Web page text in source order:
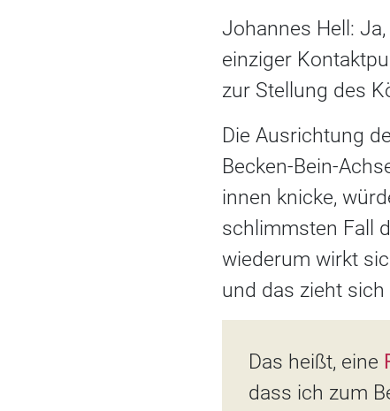
Johannes Hell:
einziger
zur Stellung des
Die Ausrichtung
Becken-Bein-
innen knicke,
schlimmsten Fall
wiederum wirkt
und das zieht
Das heißt, eine
dass ich zum